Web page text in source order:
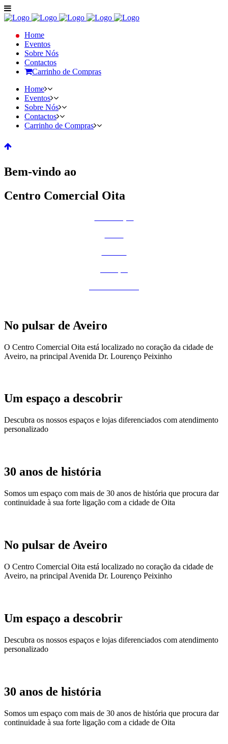
Home
Eventos
Sobre Nós
Contactos
Carrinho de Compras
Home
Eventos
Sobre Nós
Contactos
Carrinho de Compras
Bem-vindo ao
Centro Comercial Oita
No pulsar de Aveiro
O Centro Comercial Oita está localizado no coração da cidade de
Aveiro, na principal Avenida Dr. Lourenço Peixinho
Um espaço a descobrir
Descubra os nossos espaços e lojas diferenciados com atendimento
personalizado
30 anos de história
Somos um espaço com mais de 30 anos de história que procura dar
continuidade à sua forte ligação com a cidade de Oita
No pulsar de Aveiro
O Centro Comercial Oita está localizado no coração da cidade de
Aveiro, na principal Avenida Dr. Lourenço Peixinho
Um espaço a descobrir
Descubra os nossos espaços e lojas diferenciados com atendimento
personalizado
30 anos de história
Somos um espaço com mais de 30 anos de história que procura dar
continuidade à sua forte ligação com a cidade de Oita